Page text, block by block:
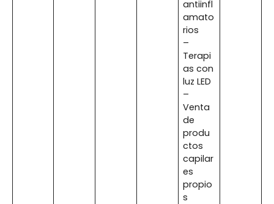
antiinfl
amato
rios
–
Terapi
as con
luz LED
–
Venta
de
produ
ctos
capilar
es
propio
s